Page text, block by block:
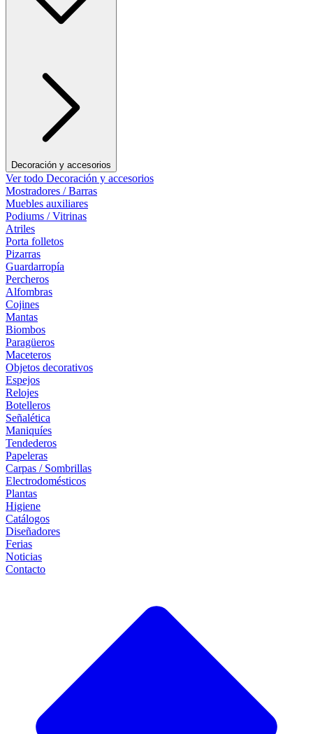
Decoración y accesorios
Ver todo Decoración y accesorios
Mostradores / Barras
Muebles auxiliares
Podiums / Vitrinas
Atriles
Porta folletos
Pizarras
Guardarropía
Percheros
Alfombras
Cojines
Mantas
Biombos
Paragüeros
Maceteros
Objetos decorativos
Espejos
Relojes
Botelleros
Señalética
Maniquíes
Tendederos
Papeleras
Carpas / Sombrillas
Electrodomésticos
Plantas
Higiene
Catálogos
Diseñadores
Ferias
Noticias
Contacto